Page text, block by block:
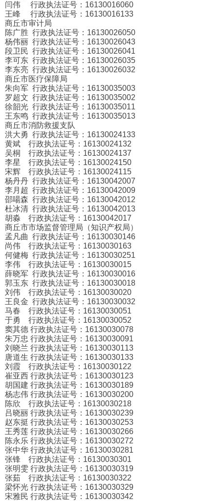
闫伟 行政执法证号：16130016060
王峰 行政执法证号：16130016133
商丘市审计局
陈广胜 行政执法证号：16130026050
杨伟丽 行政执法证号：16130026043
段卫民 行政执法证号：16130026041
李可东 行政执法证号：16130026035
李东亮 行政执法证号：16130026032
商丘市医疗保障局
朱向军 行政执法证号：16130035003
罗超文 行政执法证号：16130035002
徐韶光 行政执法证号：16130035011
王东鸣 行政执法证号：16130035013
商丘市消防救援支队
洪大勇 行政执法证号：16130024133
黄斌 行政执法证号：16130024132
吴桐 行政执法证号：16130024137
李星 行政执法证号：16130024150
宋辉 行政执法证号：16130024115
杨丹丹 行政执法证号：16130042007
李月超 行政执法证号：16130042009
邵啺森 行政执法证号：16130042012
杜冰清 行政执法证号：16130042013
胡淼 行政执法证号：16130042017
商丘市市场监督管理局（知识产权局）
孟凡曲 行政执法证号：16130030146
尚伟 行政执法证号：16130030163
何健梅 行政执法证号：16130030251
李伟 行政执法证号：16130030015
薛晓军 行政执法证号：16130030016
郭玉东 行政执法证号：16130030018
刘伟 行政执法证号：16130030020
王良金 行政执法证号：16130030032
马春 行政执法证号：16130030051
于勇 行政执法证号：16130030052
窦其德 行政执法证号：16130030078
朱万忠 行政执法证号：16130030091
刘晓兰 行政执法证号：16130030113
唐道生 行政执法证号：16130030133
刘霞 行政执法证号：16130030122
崔亚西 行政执法证号：16130030123
胡国建 行政执法证号：16130030189
杨志伟 行政执法证号：16130030200
陈欣 行政执法证号：16130030218
吕晓丽 行政执法证号：16130030239
赵东挺 行政执法证号：16130030253
王秀莲 行政执法证号：16130030266
陈永乐 行政执法证号：16130030272
张中华 行政执法证号：16130030281
张锋 行政执法证号：16130030301
张明雯 行政执法证号：16130030319
张茹 行政执法证号：16130030322
梁怀光 行政执法证号：16130030329
宋雅民 行政执法证号：16130030342